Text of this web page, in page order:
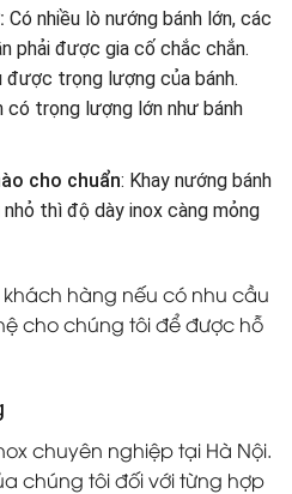
Có nhiều lò nướng bánh lớn, các
phải được gia cố chắc chắn.
được trọng lượng của bánh.
trọng lượng lớn như bánh
cho chuẩn: Khay nướng bánh
thì độ dày inox càng mỏng
hàng nếu có nhu cầu
cho chúng tôi để được hỗ
chuyên nghiệp tại Hà Nội.
chúng tôi đối với từng hợp